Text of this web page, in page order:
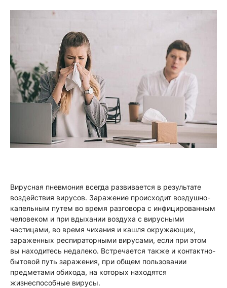
Вирусная пневмония всегда развивается в результате
воздействия вирусов. Заражение происходит воздушно-
капельным путем во время разговора с инфицированным
человеком и при вдыхании воздуха с вирусными
частицами, во время чихания и кашля окружающих,
зараженных респираторными вирусами, если при этом
вы находитесь недалеко. Встречается также и контактно-
бытовой путь заражения, при общем пользовании
предметами обихода, на которых находятся
жизнеспособные вирусы.